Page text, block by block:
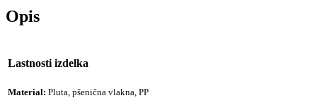
Opis
Lastnosti izdelka
Material: Pluta, pšenična vlakna, PP